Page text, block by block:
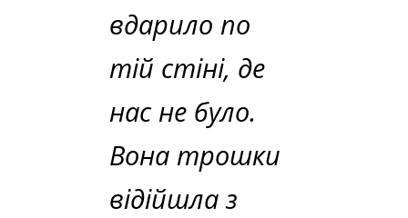
вдарило по
тій стіні, де
нас не було.
Вона трошки
відійшла з